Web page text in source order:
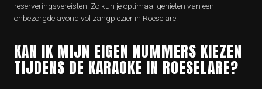
reserveringsvereisten. Zo kun je optimaal genieten van een
onbezorgde avond vol zangplezier in Roeselare!
KAN IK MIJN EIGEN NUMMERS KIEZEN
TIJDENS DE KARAOKE IN ROESELARE?